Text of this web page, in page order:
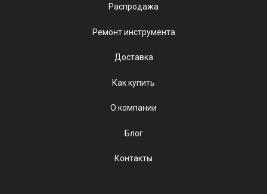
Распродажа
Ремонт инструмента
Доставка
Как купить
О компании
Блог
Контакты